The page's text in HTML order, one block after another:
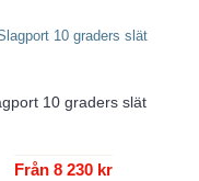
10 graders slät
Från 8 230 kr